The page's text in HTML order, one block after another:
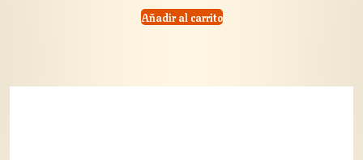
Añadir al carrito